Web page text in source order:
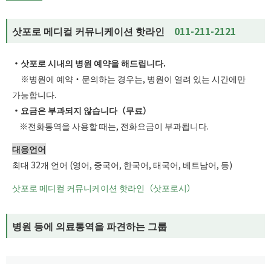
삿포로 메디컬 커뮤니케이션 핫라인 011-211-2121
・삿포로 시내의 병원 예약을 해드립니다.
※병원에 예약・문의하는 경우는, 병원이 열려 있는 시간에만
가능합니다.
・요금은 부과되지 않습니다（무료）
※전화통역을 사용할 때는, 전화요금이 부과됩니다.
대응언어
최대 32개 언어 (영어, 중국어, 한국어, 태국어, 베트남어, 등)
삿포로 메디컬 커뮤니케이션 핫라인（삿포로시）
병원 등에 의료통역을 파견하는 그룹